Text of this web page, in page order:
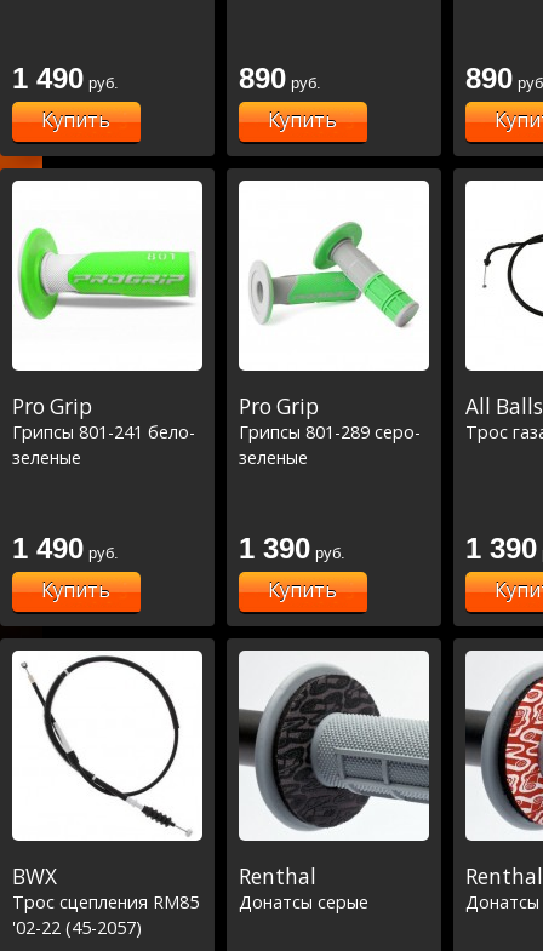
1 490 руб.
Купить
890 руб.
Купить
890
Pro Grip
Грипсы 801-241 бело-
зеленые
1 490 руб.
Купить
Pro Grip
Грипсы 801-289 серо-
зеленые
1 390 руб.
Купить
All Balls
Трос
1 390
BWX
Трос сцепления RM85
'02-22 (45-2057)
Renthal
Донатсы серые
Renthal
Донатсы